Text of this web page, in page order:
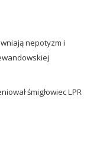
nepotyzm i
śmigłowiec LPR